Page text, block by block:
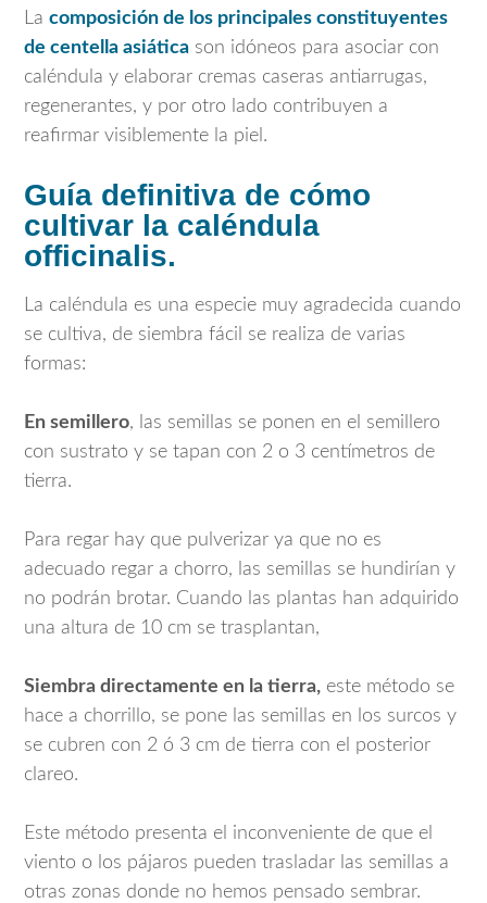
La composición de los principales constituyentes
de centella asiática son idóneos para asociar con
caléndula y elaborar cremas caseras antiarrugas,
regenerantes, y por otro lado contribuyen a
reafirmar visiblemente la piel.
Guía definitiva de cómo
cultivar la caléndula
officinalis.
La caléndula es una especie muy agradecida cuando
se cultiva, de siembra fácil se realiza de varias
formas:
En semillero, las semillas se ponen en el semillero
con sustrato y se tapan con 2 o 3 centímetros de
tierra.
Para regar hay que pulverizar ya que no es
adecuado regar a chorro, las semillas se hundirían y
no podrán brotar. Cuando las plantas han adquirido
una altura de 10 cm se trasplantan,
Siembra directamente en la tierra, este método se
hace a chorrillo, se pone las semillas en los surcos y
se cubren con 2 ó 3 cm de tierra con el posterior
clareo.
Este método presenta el inconveniente de que el
viento o los pájaros pueden trasladar las semillas a
otras zonas donde no hemos pensado sembrar.